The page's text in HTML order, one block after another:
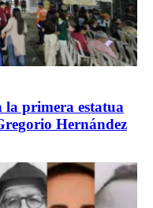
primera estatua
Hernández